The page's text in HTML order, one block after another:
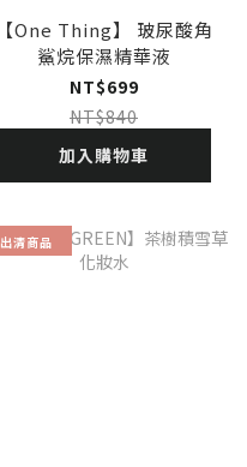
【One Thing】 玻尿酸角
鯊烷保濕精華液
NT$699
NT$840
加入購物車
出清商品